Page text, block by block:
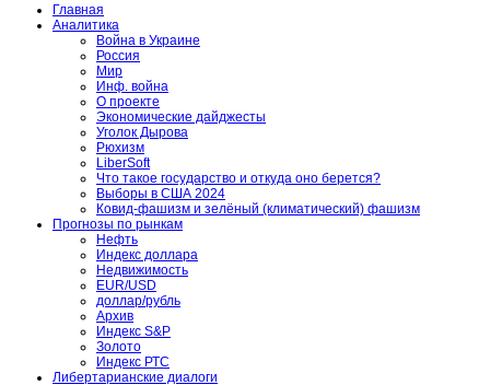
Главная
Аналитика
Война в Украине
Россия
Мир
Инф. война
О проекте
Экономические дайджесты
Уголок Дырова
Рюхизм
LiberSoft
Что такое государство и откуда оно берется?
Выборы в США 2024
Ковид-фашизм и зелёный (климатический) фашизм
Прогнозы по рынкам
Нефть
Индекс доллара
Недвижимость
EUR/USD
доллар/рубль
Архив
Индекс S&P
Золото
Индекс РТС
Либертарианские диалоги